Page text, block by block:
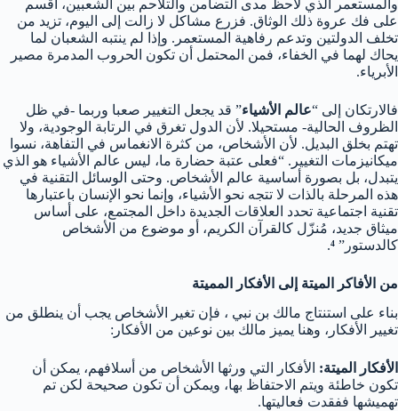
والمستعمر الذي لاحظ مدى التضامن والتلاحم بين الشعبين، أقسم
على فك عروة ذلك الوثاق. فزرع مشاكل لا زالت إلى اليوم، تزيد من
تخلف الدولتين وتدعم رفاهية المستعمر. وإذا لم ينتبه الشعبان لما
يحاك لهما في الخفاء، فمن المحتمل أن تكون الحروب المدمرة مصير
الأبرياء.
فالارتكان إلى “عالم الأشياء” قد يجعل التغيير صعبا وربما -في ظل
الظروف الحالية- مستحيلا. لأن الدول تغرق في الرتابة الوجودية، ولا
تهتم بخلق البديل. لأن الأشخاص، من كثرة الانغماس في التفاهة، نسوا
ميكانيزمات التغيير. “فعلى عتبة حضارة ما، ليس عالم الأشياء هو الذي
يتبدل، بل بصورة أساسية عالم الأشخاص. وحتى الوسائل التقنية في
هذه المرحلة بالذات لا تتجه نحو الأشياء، وإنما نحو الإنسان باعتبارها
تقنية اجتماعية تحدد العلاقات الجديدة داخل المجتمع، على أساس
ميثاق جديد، مُنزّل كالقرآن الكريم، أو موضوع من الأشخاص
كالدستور” ⁴
.
من الأفاكر الميتة إلى الأفكار المميتة
بناء على استنتاج مالك بن نبي ، فإن تغير الأشخاص يجب أن ينطلق من
تغيير الأفكار، وهنا يميز مالك بين نوعين من الأفكار:
الأفكار الميتة: الأفكار التي ورثها الأشخاص من أسلافهم، يمكن أن
تكون خاطئة ويتم الاحتفاظ بها، ويمكن أن تكون صحيحة لكن تم
تهميشها ففقدت فعاليتها.